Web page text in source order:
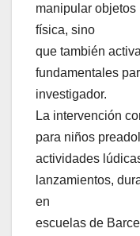
manipular objetos
física, sino
que también
fundamentales
investigador.
La intervención
para niños
actividades
lanzamientos,
en
escuelas de